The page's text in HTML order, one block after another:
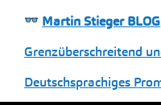
Martin Stieger BLOG
Grenzüberschreitend
Deutschsprachiges